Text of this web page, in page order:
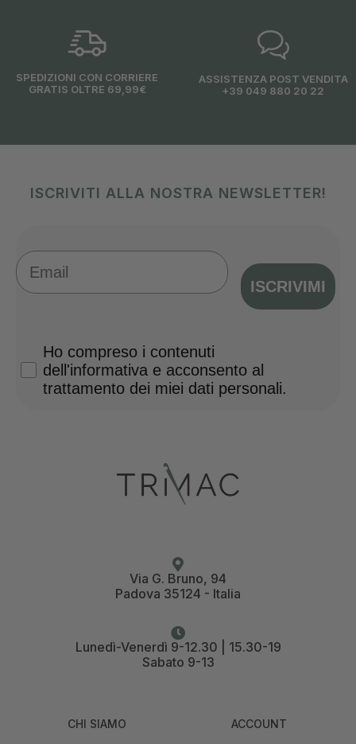
SPEDIZIONI CON CORRIERE
GRATIS OLTRE 69,99€
ASSISTENZA POST VENDITA
+39 049 880 20 22
ISCRIVITI ALLA NOSTRA NEWSLETTER!
Email
ISCRIVIMI
Privacy Policy
Ho compreso i contenuti
dell'informativa e acconsento al
trattamento dei miei dati personali.
Via G. Bruno, 94
Padova 35124 - Italia
Lunedì-Venerdì 9-12.30 | 15.30-19
Sabato 9-13
CHI SIAMO
ACCOUNT